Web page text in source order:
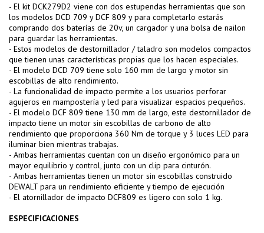
- El kit DCK279D2 viene con dos estupendas herramientas que son
los modelos DCD 709 y DCF 809 y para completarlo estarás
comprando dos baterías de 20v, un cargador y una bolsa de nailon
para guardar las herramientas.
- Estos modelos de destornillador / taladro son modelos compactos
que tienen unas características propias que los hacen especiales.
- El modelo DCD 709 tiene solo 160 mm de largo y motor sin
escobillas de alto rendimiento.
- La funcionalidad de impacto permite a los usuarios perforar
agujeros en mampostería y led para visualizar espacios pequeños.
- El modelo DCF 809 tiene 130 mm de largo, este destornillador de
impacto tiene un motor sin escobillas de carbono de alto
rendimiento que proporciona 360 Nm de torque y 3 luces LED para
iluminar bien mientras trabajas.
- Ambas herramientas cuentan con un diseño ergonómico para un
mayor equilibrio y control, junto con un clip para cinturón.
- Ambas herramientas tienen un motor sin escobillas construido
DEWALT para un rendimiento eficiente y tiempo de ejecución
- El atornillador de impacto DCF809 es ligero con solo 1 kg.
ESPECIFICACIONES